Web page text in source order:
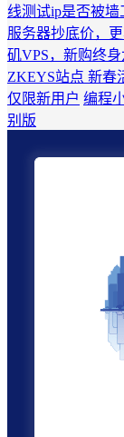
线测试ip是否被墙
服务器抄底价，
矶VPS，新购终
ZKEYS站点 新春
仅限新用户 编程
别版